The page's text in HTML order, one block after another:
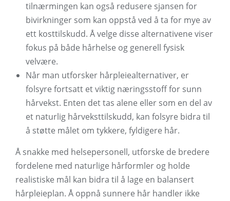
tilnærmingen kan også redusere sjansen for
bivirkninger som kan oppstå ved å ta for mye av
ett kosttilskudd. Å velge disse alternativene viser
fokus på både hårhelse og generell fysisk
velvære.
Når man utforsker hårpleiealternativer, er
folsyre fortsatt et viktig næringsstoff for sunn
hårvekst. Enten det tas alene eller som en del av
et naturlig hårveksttilskudd, kan folsyre bidra til
å støtte målet om tykkere, fyldigere hår.
Å snakke med helsepersonell, utforske de bredere
fordelene med naturlige hårformler og holde
realistiske mål kan bidra til å lage en balansert
hårpleieplan. Å oppnå sunnere hår handler ikke